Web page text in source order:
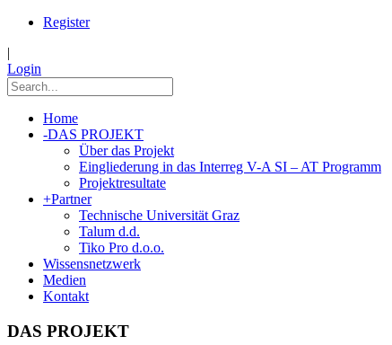
Register
|
Login
Home
-DAS PROJEKT
Über das Projekt
Eingliederung in das Interreg V-A SI – AT Programm
Projektresultate
+Partner
Technische Universität Graz
Talum d.d.
Tiko Pro d.o.o.
Wissensnetzwerk
Medien
Kontakt
DAS PROJEKT